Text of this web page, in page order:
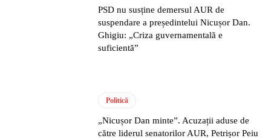
PSD nu susține demersul AUR de
suspendare a președintelui Nicușor Dan.
Ghigiu: „Criza guvernamentală e
suficientă”
Politică
„Nicușor Dan minte”. Acuzații aduse de
către liderul senatorilor AUR, Petrișor Peiu